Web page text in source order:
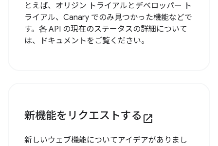
とえば、オリジン トライアルとデベロッパー ト
ライアル、Canary でのみ見つかった機能などで
す。各 API の現在のステータスの詳細について
は、ドキュメントをご覧ください。
新機能をリクエストする open_in_new
新しいウェブ機能についてアイデアがありまし